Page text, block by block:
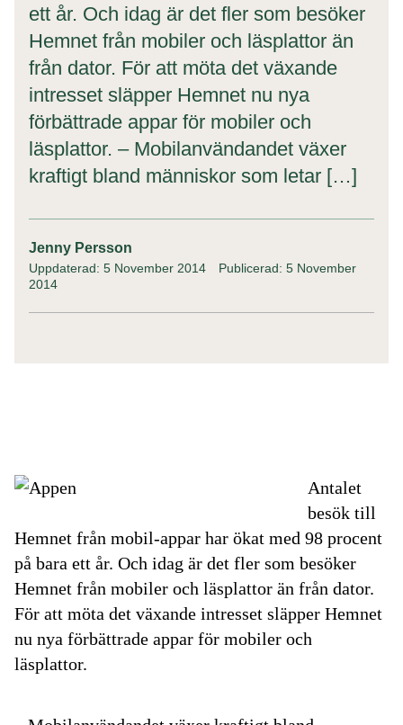
ett år. Och idag är det fler som besöker
Hemnet från mobiler och läsplattor än
från dator. För att möta det växande
intresset släpper Hemnet nu nya
förbättrade appar för mobiler och
läsplattor. – Mobilanvändandet växer
kraftigt bland människor som letar […]
Jenny Persson
Uppdaterad: 5 November 2014
Publicerad: 5 November
2014
Antalet
besök till
Hemnet från mobil-appar har ökat med 98 procent
på bara ett år. Och idag är det fler som besöker
Hemnet från mobiler och läsplattor än från dator.
För att möta det växande intresset släpper Hemnet
nu nya förbättrade appar för mobiler och
läsplattor.